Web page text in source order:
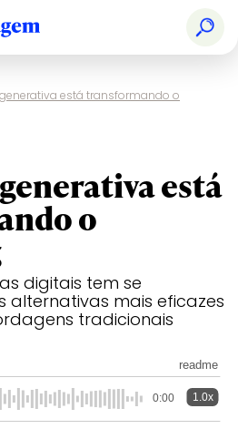
está transformando o
está
o
digitais tem se
mais eficazes
tradicionais
readme
0:00 1.0x